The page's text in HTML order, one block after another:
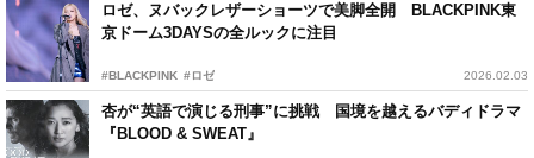
ロゼ、ヌバックレザーショーツで美脚全開 BLACKPINK東
京ドーム3DAYSの全ルックに注目
#BLACKPINK #ロゼ 2026.02.03
杏が“英語で演じる刑事”に挑戦 国境を越えるバディドラマ
『BLOOD & SWEAT』